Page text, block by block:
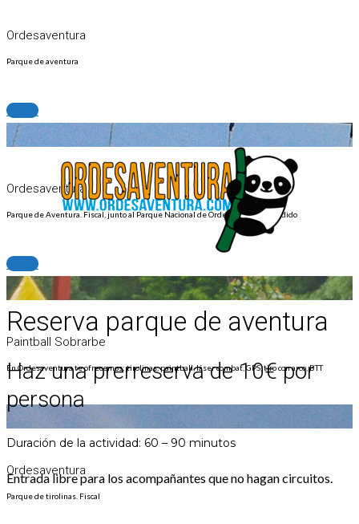
Ordesaventura
Parque de aventura
+info
Ordesaventura
Parque de Aventura. Fiscal, junto al Parque Nacional de Ordesa y Monte Perdido
+info
Paintball Sobrarbe
En Ordesaventura te ofrecemos: tirolinas, paintball, láser combat, GPS, tiro con arco, BTT
Ordesaventura
Parque de tirolinas. Fiscal
Reserva parque de aventura
Haz una prerreserva de 10€ por
persona
Duración de la actividad: 60 – 90 minutos
Entrada libre para los acompañantes que no hagan circuitos.